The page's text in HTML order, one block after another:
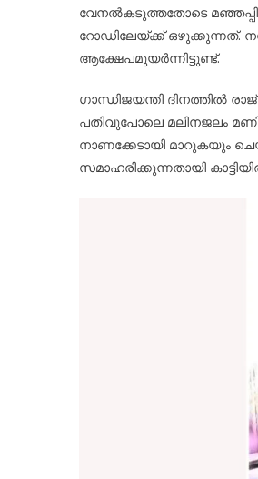
വേനൽകടുത്തതോടെ
റോഡിലേയ്ക്ക് ഒഴുക്കുന്നത്.
ആക്ഷേപമുയർന്നിട്ടുണ്ട്.
ഗാന്ധിജയന്തി ദിനത്തിൽ
പതിവുപോലെ മലിനജലം
നാണക്കേടായി മാറുകയും
സമാഹരിക്കുന്നതായി